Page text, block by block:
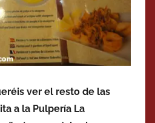
ver el resto de las
a la Pulpería La